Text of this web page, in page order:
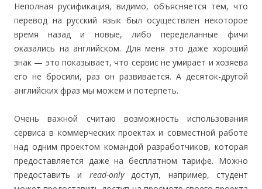
Неполная русификация, видимо, объясняется тем, что
перевод на русский язык был осуществлен некоторое
время назад и новые, либо переделанные фичи
оказались на английском. Для меня это даже хороший
знак — это показывает, что сервис не умирает и хозяева
его не бросили, раз он развивается. А десяток-другой
английских фраз мы можем и потерпеть.
Очень важной считаю возможность использования
сервиса в коммерческих проектах и совместной работе
над одним проектом командой разработчиков, которая
предоставляется даже на бесплатном тарифе. Можно
предоставить и read-onlyдоступ, например, студент